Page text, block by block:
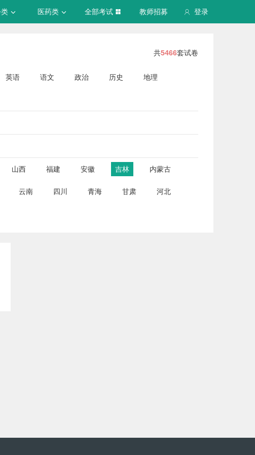
登录
医药类 全部考试 教师招募
共5466套试卷
英语 语文 政治 历史 地理
山西 福建 安徽 吉林 内蒙古
云南 四川 青海 甘肃 河北